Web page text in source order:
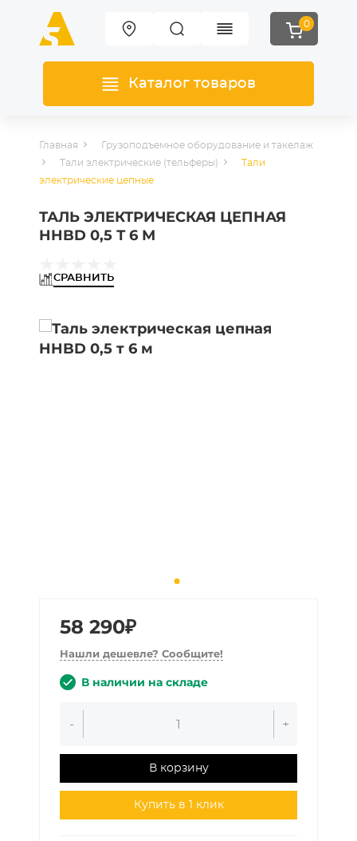
0
Каталог товаров
Главная
Грузоподъемное оборудование и такелаж
Тали электрические (тельферы)
Тали
электрические цепные
ТАЛЬ ЭЛЕКТРИЧЕСКАЯ ЦЕПНАЯ
HHBD 0,5 Т 6 М
СРАВНИТЬ
58 290₽
Нашли дешевле? Сообщите!
В наличии на складе
- +
В корзину
Купить в 1 клик